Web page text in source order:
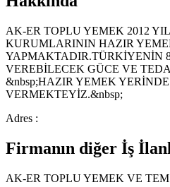
AK-ER TOPLU YEMEK 2012
KURUMLARININ HAZIR
YAPMAKTADIR.TÜRKİYENİN
VEREBİLECEK GÜCE VE
&nbsp;HAZIR YEMEK
VERMEKTEYİZ.&nbsp;
Adres :
Firmanın diğer İş
AK-ER TOPLU YEMEK VE